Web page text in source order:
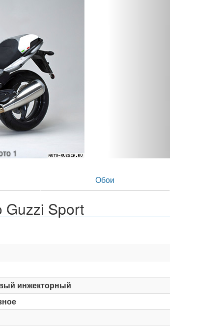
2
Обои
Sport
инжекторный